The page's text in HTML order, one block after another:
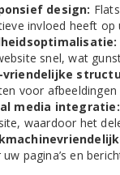
design:
invloed heeft op
snel, wat
vriendelijke
voor afbeeldingen
media integratie:
waardoor het
pagina’s en